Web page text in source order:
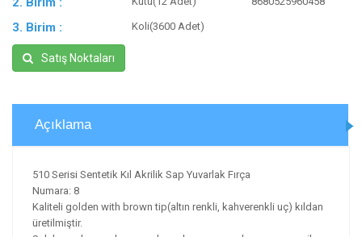
3. Birim : Koli(3600 Adet)
Satış Noktaları
Açıklama
510 Serisi Sentetik Kıl Akrilik Sap Yuvarlak Fırça
Numara: 8
Kaliteli golden with brown tip(altın renkli, kahverenkli uç) kıldan
üretilmiştir.